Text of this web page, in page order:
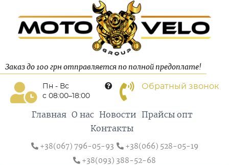
Заказ до 100 грн отправляется по полной предоплате!
Пн - Вс
с 08:00–18:00
Обратный звонок
Главная О нас Новости
Прайсы опт
Контакты
+38(067) 796-05-93
+38(066) 528-05-19
+38(093) 388-52-68